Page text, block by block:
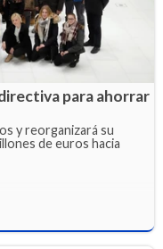
para ahorrar
y reorganizará su
de euros hacia